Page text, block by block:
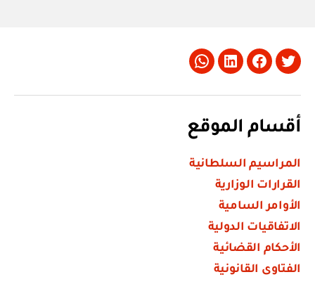
Twitter
Facebook
LinkedIn
Whatsapp
أقسام الموقع
المراسيم السلطانية
القرارات الوزارية
الأوامر السامية
الاتفاقيات الدولية
الأحكام القضائية
الفتاوى القانونية